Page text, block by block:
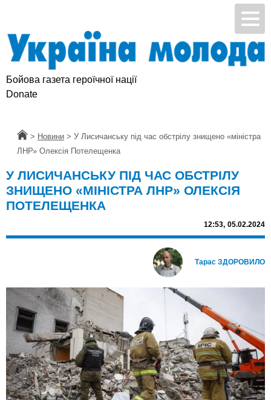
Бойова газета героїчної нації
Donate
Головна
> Новини > У Лисичанську під час обстрілу знищено «міністра
ЛНР» Олексія Потелещенка
У ЛИСИЧАНСЬКУ ПІД ЧАС ОБСТРІЛУ
ЗНИЩЕНО «МІНІСТРА ЛНР» ОЛЕКСІЯ
ПОТЕЛЕЩЕНКА
12:53, 05.02.2024
Тарас ЗДОРОВИЛО